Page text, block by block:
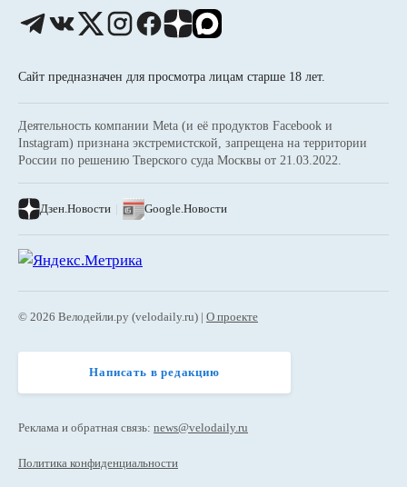
Сайт предназначен для просмотра лицам старше 18 лет.
Деятельность компании Meta (и её продуктов Facebook и
Instagram) признана экстремистской, запрещена на территории
России по решению Тверского суда Москвы от 21.03.2022.
Дзен.Новости | Google.Новости
© 2026 Велодейли.ру (velodaily.ru) | О проекте
Написать в редакцию
Реклама и обратная связь: news@velodaily.ru
Политика конфиденциальности